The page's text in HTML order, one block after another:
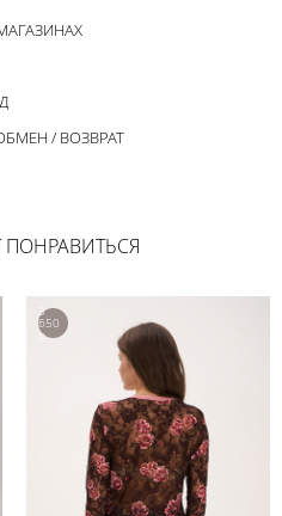
/ ВОЗВРАТ
3
650
р.